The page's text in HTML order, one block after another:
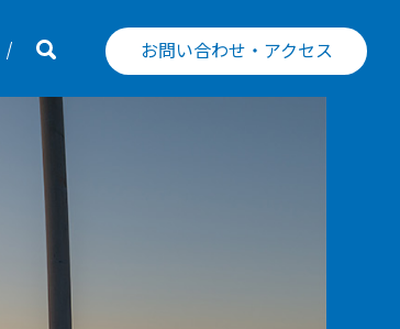
お問い合わせ・アクセス